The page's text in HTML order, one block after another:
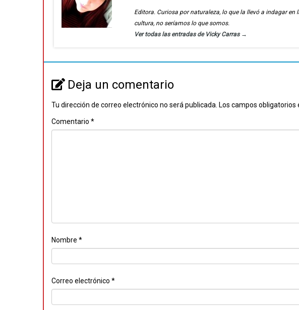
Editora. Curiosa por naturaleza, lo que la llevó a indagar
cultura, no seríamos lo que somos.
Ver todas las entradas de Vicky Carras →
Deja un comentario
Tu dirección de correo electrónico no será publicada. Los campos
Comentario *
Nombre *
Correo electrónico *